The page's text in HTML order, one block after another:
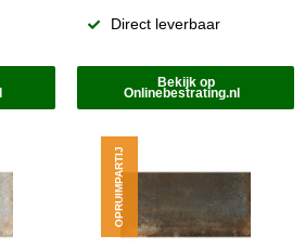
Direct leverbaar
Bekijk op
Onlinebestrating.nl
OPRUIMPARTIJ